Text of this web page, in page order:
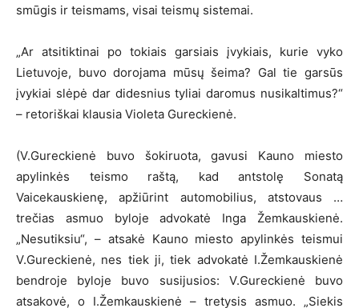
smūgis ir teismams, visai teismų sistemai.
„Ar atsitiktinai po tokiais garsiais įvykiais, kurie vyko
Lietuvoje, buvo dorojama mūsų šeima? Gal tie garsūs
įvykiai slėpė dar didesnius tyliai daromus nusikaltimus?“
– retoriškai klausia Violeta Gureckienė.
(V.Gureckienė buvo šokiruota, gavusi Kauno miesto
apylinkės teismo raštą, kad antstolę Sonatą
Vaicekauskienę, apžiūrint automobilius, atstovaus …
trečias asmuo byloje advokatė Inga Žemkauskienė.
„Nesutiksiu“, – atsakė Kauno miesto apylinkės teismui
V.Gureckienė, nes tiek ji, tiek advokatė I.Žemkauskienė
bendroje byloje buvo susijusios: V.Gureckienė buvo
atsakovė, o I.Žemkauskienė – tretysis asmuo. „Siekis